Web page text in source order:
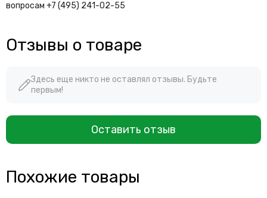
вопросам +7 (495) 241-02-55
Отзывы о товаре
Здесь еще никто не оставлял отзывы. Будьте
первым!
Оставить отзыв
Похожие товары